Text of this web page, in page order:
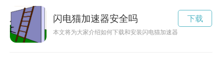
闪电猫加速器安全吗
本文将为大家介绍如何下载和安装闪电猫加速器，让您的网络速
下载